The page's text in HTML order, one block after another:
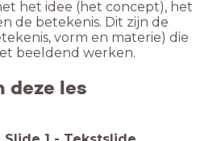
het idee (het concept), het
de betekenis. Dit zijn de
vorm en materie) die
beeldend werken.
deze les